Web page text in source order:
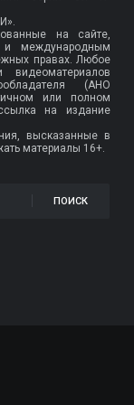
на сайте,
международным
правах. Любое
(АНО
или полном
на издание
высказанные в
материалы 16+.
ПОИСК